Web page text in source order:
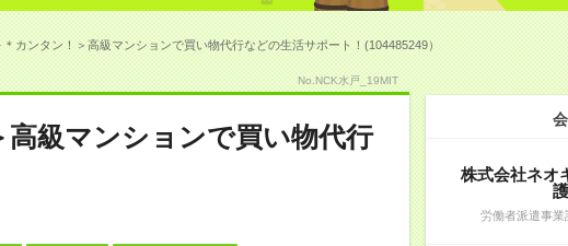
カンタン！＞高級マンションで買い物代行などの生活サポート！(104485249）
No.NCK水戸_19MIT
高級マンションで買い物代行
株式会社ネオ
労働者派遣事